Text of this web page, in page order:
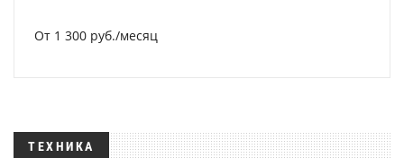
От 1 300 руб./месяц
ТЕХНИКА